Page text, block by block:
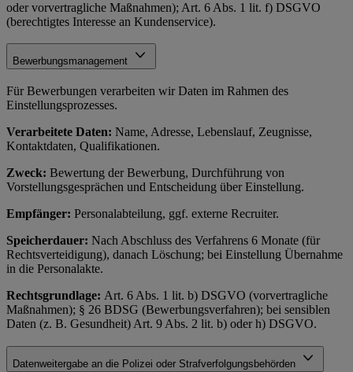
oder vorvertragliche Maßnahmen); Art. 6 Abs. 1 lit. f) DSGVO
(berechtigtes Interesse an Kundenservice).
Bewerbungsmanagement
Für Bewerbungen verarbeiten wir Daten im Rahmen des
Einstellungsprozesses.
Verarbeitete Daten: Name, Adresse, Lebenslauf, Zeugnisse,
Kontaktdaten, Qualifikationen.
Zweck: Bewertung der Bewerbung, Durchführung von
Vorstellungsgesprächen und Entscheidung über Einstellung.
Empfänger: Personalabteilung, ggf. externe Recruiter.
Speicherdauer: Nach Abschluss des Verfahrens 6 Monate (für
Rechtsverteidigung), danach Löschung; bei Einstellung Übernahme
in die Personalakte.
Rechtsgrundlage: Art. 6 Abs. 1 lit. b) DSGVO (vorvertragliche
Maßnahmen); § 26 BDSG (Bewerbungsverfahren); bei sensiblen
Daten (z. B. Gesundheit) Art. 9 Abs. 2 lit. b) oder h) DSGVO.
Datenweitergabe an die Polizei oder Strafverfolgungsbehörden